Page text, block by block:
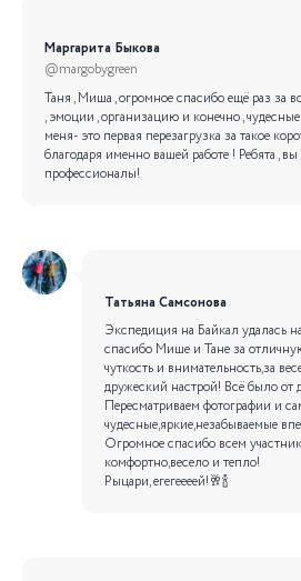
Маргарита Быкова
@margobygreen
Таня , Миша , огромное спасибо ещё раз за
, эмоции , организацию и конечно ,
меня- это первая перезагрузка за такое
благодаря именно вашей работе ! Ребята ,
профессионалы!
Татьяна Самсонова
Экспедиция на Байкал удалась
спасибо Мише и Тане за
чуткость и внимательность,за
дружеский настрой! Всё было от
Пересматриваем фотографии и
чудесные,яркие,незабываемые
Огромное спасибо всем
комфортно,весело и тепло!
Рыцари, егегеееей!🥂🍾